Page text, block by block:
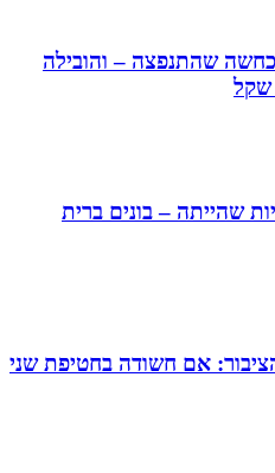
שהתנפצה – והובילה
שהייתה – בונים ברית
אם חשודה בחטיפת שני